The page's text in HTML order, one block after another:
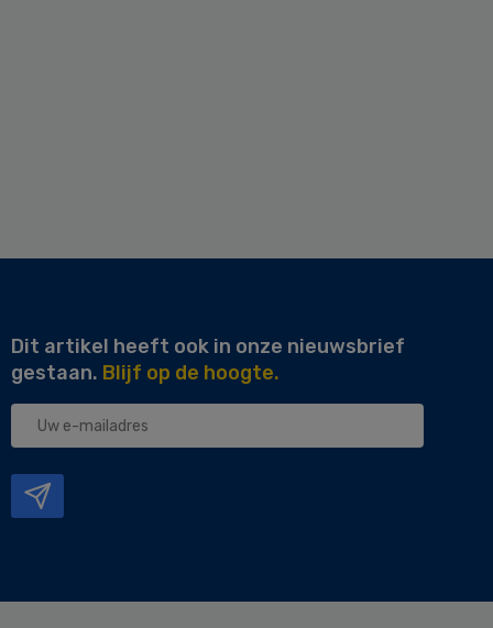
Dit artikel heeft ook in onze nieuwsbrief
gestaan. Blijf op de hoogte.
Uw